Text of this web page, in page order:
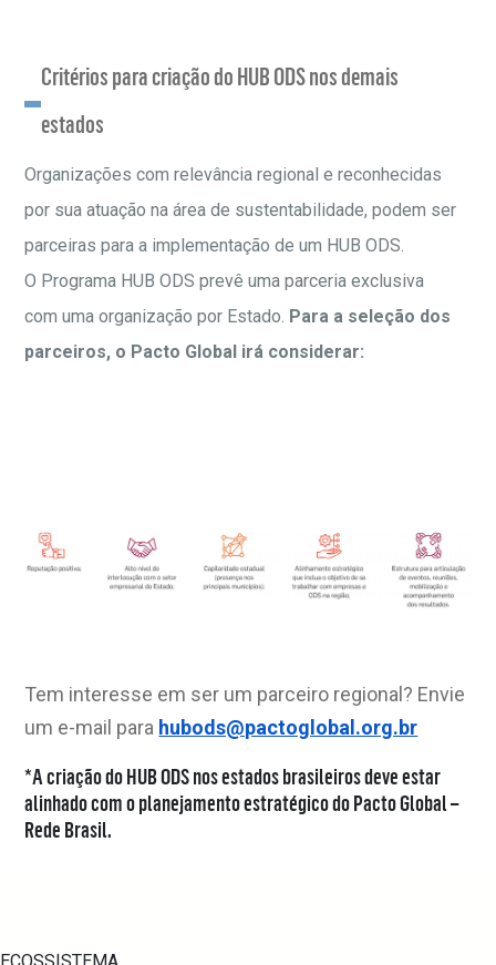
Critérios para criação do HUB ODS nos demais
estados
Organizações com relevância regional e reconhecidas
por sua atuação na área de sustentabilidade, podem ser
parceiras para a implementação de um HUB ODS.
O Programa HUB ODS prevê uma parceria exclusiva
com uma organização por Estado. Para a seleção dos
parceiros, o Pacto Global irá considerar:
Tem interesse em ser um parceiro regional? Envie
um e-mail para hubods@pactoglobal.org.br
*A criação do HUB ODS nos estados brasileiros deve estar
alinhado com o planejamento estratégico do Pacto Global –
Rede Brasil.